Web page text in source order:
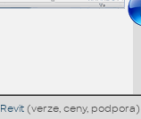
Revit(verze, ceny, podpora)